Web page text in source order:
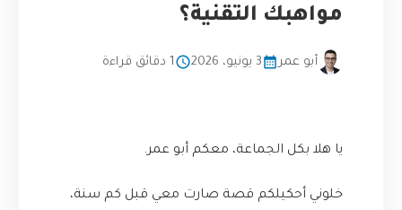
مواهبك التقنية؟
أبو عمر 3 يونيو، 2026 1 دقائق قراءة
يا هلا بكل الجماعة، معكم أبو عمر.
خلوني أحكيلكم قصة صارت معي قبل كم سنة،